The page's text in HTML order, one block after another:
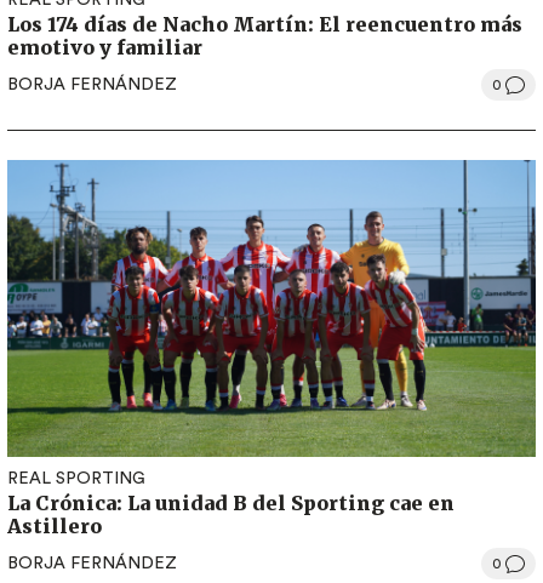
Los 174 días de Nacho Martín: El reencuentro más
emotivo y familiar
BORJA FERNÁNDEZ 0
REAL SPORTING
La Crónica: La unidad B del Sporting cae en
Astillero
BORJA FERNÁNDEZ 0